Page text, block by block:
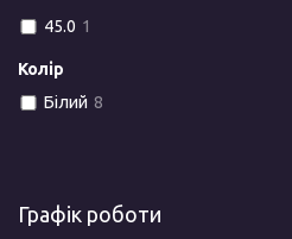
45.0 1
Колір
Білий 8
Графік роботи